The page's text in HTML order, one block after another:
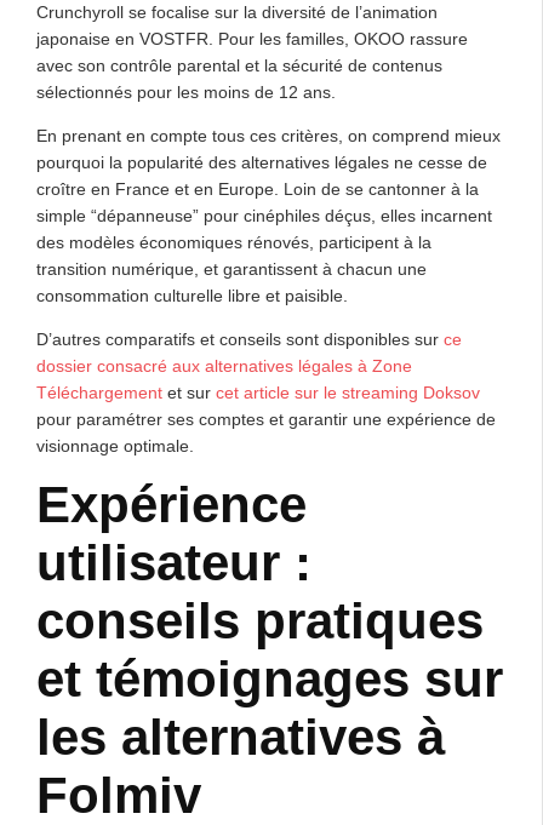
Crunchyroll se focalise sur la diversité de l’animation
japonaise en VOSTFR. Pour les familles, OKOO rassure
avec son contrôle parental et la sécurité de contenus
sélectionnés pour les moins de 12 ans.
En prenant en compte tous ces critères, on comprend mieux
pourquoi la popularité des alternatives légales ne cesse de
croître en France et en Europe. Loin de se cantonner à la
simple “dépanneuse” pour cinéphiles déçus, elles incarnent
des modèles économiques rénovés, participent à la
transition numérique, et garantissent à chacun une
consommation culturelle libre et paisible.
D’autres comparatifs et conseils sont disponibles sur ce
dossier consacré aux alternatives légales à Zone
Téléchargement et sur cet article sur le streaming Doksov
pour paramétrer ses comptes et garantir une expérience de
visionnage optimale.
Expérience
utilisateur :
conseils pratiques
et témoignages sur
les alternatives à
Folmiv